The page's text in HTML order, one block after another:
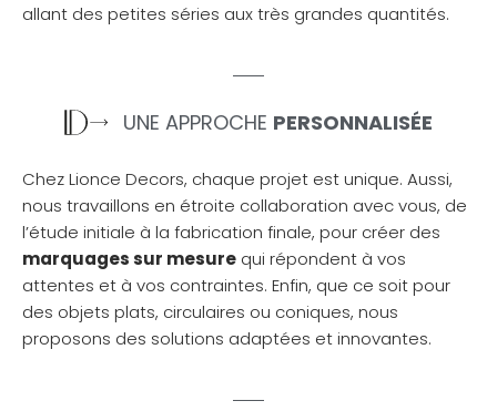
allant des petites séries aux très grandes quantités.
UNE APPROCHE PERSONNALISÉE
Chez Lionce Decors, chaque projet est unique. Aussi,
nous travaillons en étroite collaboration avec vous, de
l’étude initiale à la fabrication finale, pour créer des
marquages sur mesure qui répondent à vos
attentes et à vos contraintes. Enfin, que ce soit pour
des objets plats, circulaires ou coniques, nous
proposons des solutions adaptées et innovantes.